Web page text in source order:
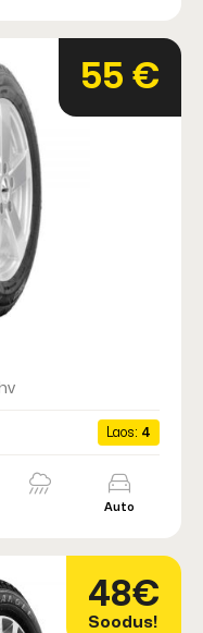
55 €
Laos: 4
Auto
48€
Soodus!